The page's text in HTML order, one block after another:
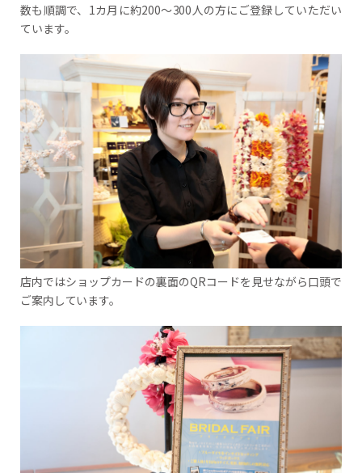
数も順調で、1カ月に約200～300人の方にご登録していただい
ています。
店内ではショップカードの裏面のQRコードを見せながら口頭で
ご案内しています。